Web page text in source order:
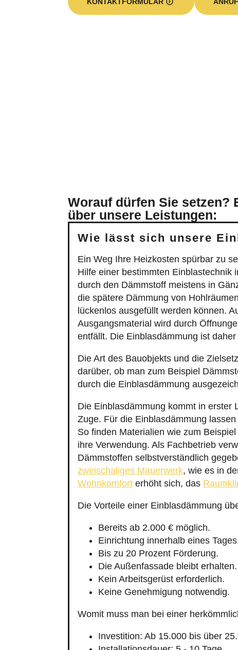
Worauf dürfen Sie setzen?
über unsere Leistungen:
Wie lässt sich unsere
Ein Weg Ihre Heizkosten spürbar zu
Hilfe einer bestimmten Einblastechnik
durch den Dämmstoff meistens in
die spätere Dämmung von
lückenlos ausgefüllt werden können.
Ausgangsmaterial wird durch
entfällt. Die Einblasdämmung ist
Die Art des Bauobjekts und die
darüber, ob man zum Beispiel
durch die Einblasdämmung
Die Einblasdämmung kommt in erster
Zuge. Für die Einblasdämmung
So finden Materialien wie zum
ihre Verwendung. Als Fachbetrieb
Dämmstoffen selbstverständlich
zweischaliges Mauerwerk, wie es in
Wohnkomfort erhöht sich, das
Die Vorteile einer Einblasdämmung
Bereits ab 2.000 € möglich.
Einrichtung innerhalb eines
Bis zu 20 Prozent Förderung.
Die Außenfassade bleibt erhalten.
Kein Arbeitsgerüst erforderlich.
Keine Genehmigung notwendig.
Womit muss man bei einer
Investition: Ab 15.000 bis über